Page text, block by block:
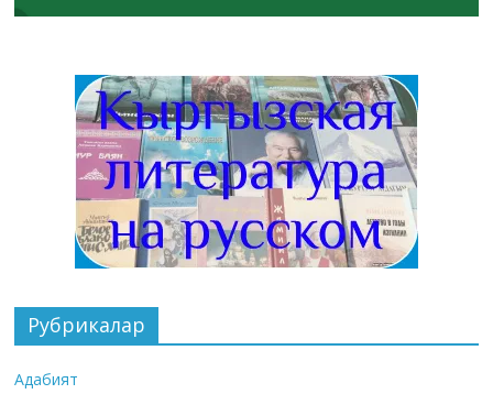
Рубрикалар
Адабият